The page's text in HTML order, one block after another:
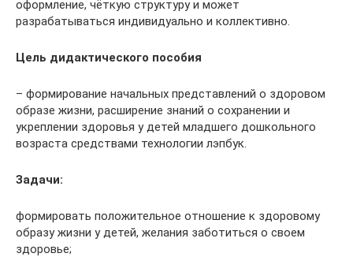
оформление, чёткую структуру и может
разрабатываться индивидуально и коллективно.
Цель дидактического пособия
– формирование начальных представлений о здоровом
образе жизни, расширение знаний о сохранении и
укреплении здоровья у детей младшего дошкольного
возраста средствами технологии лэпбук.
Задачи:
формировать положительное отношение к здоровому
образу жизни у детей, желания заботиться о своем
здоровье;